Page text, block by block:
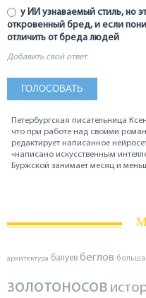
у ИИ узнаваемый стиль, но
откровенный бред, и если
отличить от бреда людей
Добавить свой ответ
Петербургская писательница
что при работе над своими
редактирует написанное
«написано искусственным
Буржской занимает месяц и
архитектура балуев беглов
золотоносов